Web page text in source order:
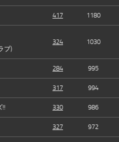
417 1180
ブ)
324 1030
284 995
317 994
!! 330 986
327 972